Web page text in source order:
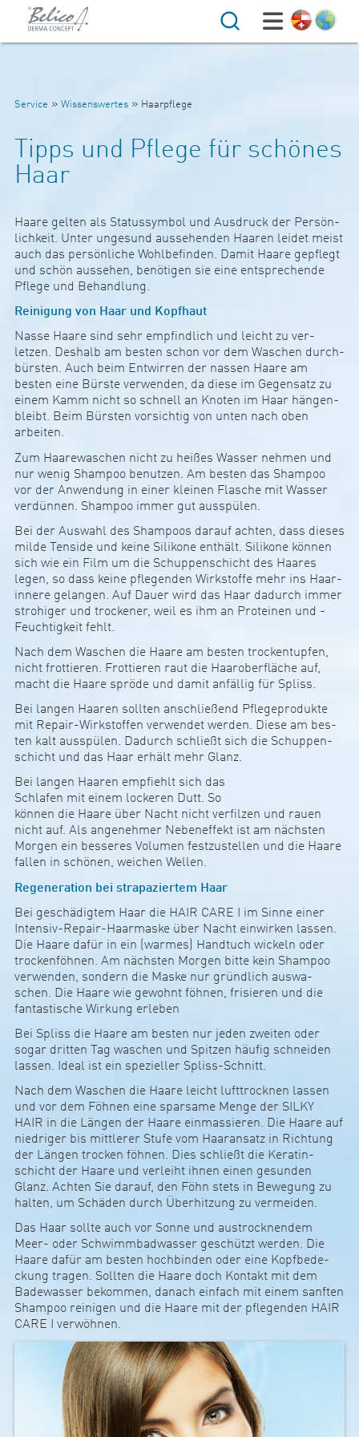
Suche
Service » Wissenswertes » Haarpflege
Tipps und Pflege für schönes
Haar
Haare gelten als Sta­tus­symbol und Aus­druck der Per­sön­
lich­keit. Unter unge­sund aus­se­henden Haaren leidet meist
auch das per­sön­liche Wohl­be­finden. Damit Haare gepf­legt
und schön aus­sehen, benö­t­igen sie eine ent­sp­re­chende
Pflege und Behand­lung.
Rei­ni­gung von Haar und Kopf­haut
Nasse Haare sind sehr emp­find­lich und leicht zu ver­
letzen. Des­halb am besten schon vor dem Waschen durch­
bürsten. Auch beim Ent­wirren der nassen Haa­re am
besten eine Bürste ver­wenden, da ­diese im Gegen­satz zu
einem Kam­m ­nicht so sch­nell an Knoten im Haar hän­gen­
b­leibt. Beim Bürsten vor­sich­ti­g von unten nach oben
arbeiten.
Zum Haare­wa­schen nicht zu hei­ßes ­Wasser nehmen und
nur wenig Sham­poo be­nutzen. Am besten das Shampoo
vor­ der Anwen­dung in einer kleinen Fla­sche mit Wasser
ver­dünnen. Shampoo immer gut aus­spülen.
Bei der Aus­wahl des Sham­poos darauf achten, dass dieses
milde Ten­side und keine Sili­kone ent­hält. Si­li­kone können
sich wie ein Film um die ­Schup­pen­schicht des Haares
legen, so dass keine pfle­genden Wirk­stoffe mehr ins Haar­
in­nere gelangen. Auf Dauer wird das Haar dadurch immer
stro­higer und tro­ckener, weil es ihm an Proteinen und ­
Feuch­tig­keit fehlt.
Nach dem Waschen die Haare am bes­ten tro­ck­en­tupfen,
nicht frot­tieren. Frot­tie­ren raut die Haa­r­ober­fläche auf,
macht die Haare spröde und damit anfällig für Spliss.
Bei langen Haaren sollten ansch­­­lie­­­ßen­d Pf­le­­­ge­­­pro­­­dukte
mit Repair-Wir­k­­­stof­fen ver­­­wendet werden. Diese am bes­
ten ­kalt aus­­­­­spülen. Dadurch sch­­­ließt sich die Schup­pen­­­
schicht und das Haar er­hält mehr Glanz.
Bei langen Haaren emp­­fiehlt sich das
Schlafen mit einem lockeren Dutt. So
können die Haare über Nacht nich­t ver­­­filzen und rauen
nicht auf. Als an­ge­­nehmer Neben­e­f­­fekt ist am ­nächsten
Morgen ein bes­­seres Volu­men ­fest­zu­­s­­tellen und die Haare
fallen in ­sc­hönen, wei­chen Wellen.
Rege­­ne­ra­­tion bei stra­pa­­ziertem Haar
Bei geschä­d­igtem Haar die HAIR CARE I im Sinne einer
Intensiv-Repair-Haar­­mas­ke ­über Nacht ein­wirken lassen.
Die Haa­re d­afür in ein (warmes) Han­d­­tuch wickeln oder
tro­­cken­föhnen. Am nächsten Mor­gen ­bitte kein Shampoo
ver­­wenden, son­­dern die Maske nur grün­d­­lich aus­­wa­­
schen. Die Haare wie gewohnt föhnen, fri­­sie­ren und die
fan­­tas­­ti­­sche Wir­kung erleben
Bei Spliss die Haare am besten nur jeden zweiten oder
sogar dritten Tag waschen und Spitzen häufig schneiden
lassen. Ideal ist ein spe­zi­eller Spliss-Schnitt.
Nach dem Waschen die Haare leicht luft­trocknen lassen
und vor dem Föhnen eine spar­same Menge der SILKY
HAIR in die Längen der Haare ein­mas­sieren. Die Haare auf
nie­d­riger bis mitt­lerer Stufe vom Haar­an­satz in Rich­tung
der Längen tro­cken föhnen. Dies sch­ließt die Kera­tin­
schicht der Haare und ver­leiht ihnen einen gesunden
Glanz. Achten Sie darauf, den Föhn stets in Bewe­gung zu
halten, um Schäden durch Über­hit­zung zu ver­meiden.
Das Haar sollte auch vor Sonne und aus­trock­nendem
Meer- oder Schwimm­bad­wasser geschützt werden. Die
Haare dafür am besten hoch­binden oder eine Kopf­be­de­
ckung tragen. Sollten die Haare doch Kon­takt mit dem
Bade­wasser bekommen, danach ein­fach mit einem sanften
Shampoo rei­nigen und die Haare mit der pfle­genden HAIR
CARE I ver­wöhnen.